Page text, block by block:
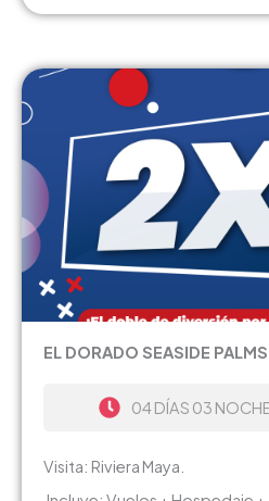
EL DORADO SEASIDE
04 DÍAS 03
Visita: Riviera Maya.